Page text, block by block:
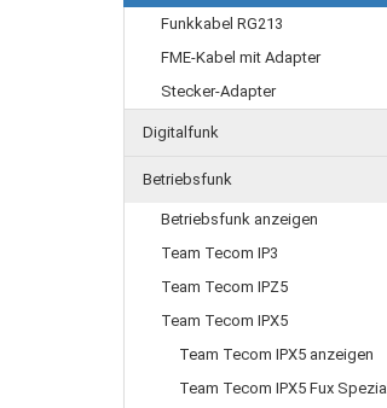
Funkkabel RG213
FME-Kabel mit Adapter
Stecker-Adapter
Digitalfunk
Betriebsfunk
Betriebsfunk anzeigen
Team Tecom IP3
Team Tecom IPZ5
Team Tecom IPX5
Team Tecom IPX5 anzeigen
Team Tecom IPX5 Fux Spezial